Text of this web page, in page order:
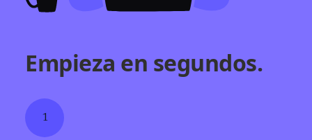
Empieza en segundos.
1